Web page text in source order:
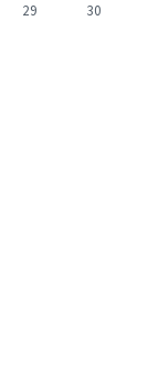
29
30